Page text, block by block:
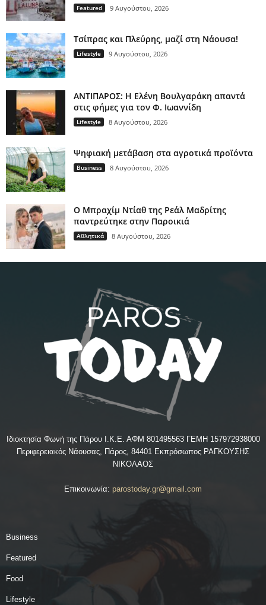
Featured 9 Αυγούστου, 2026
Τσίπρας και Πλεύρης, μαζί στη Νάουσα!
Lifestyle 9 Αυγούστου, 2026
ΑΝΤΙΠΑΡΟΣ: Η Ελένη Βουλγαράκη απαντά
στις φήμες για τον Φ. Ιωαννίδη
Lifestyle 8 Αυγούστου, 2026
Ψηφιακή μετάβαση στα αγροτικά προϊόντα
Business 8 Αυγούστου, 2026
Ο Μπραχίμ Ντίαθ της Ρεάλ Μαδρίτης
παντρεύτηκε στην Παροικιά
Αθλητικά 8 Αυγούστου, 2026
Ιδιοκτησία Φωνή της Πάρου Ι.Κ.Ε. ΑΦΜ 801495563 ΓΕΜΗ 157972938000
Περιφερειακός Νάουσας, Πάρος, 84401 Εκπρόσωπος ΡΑΓΚΟΥΣΗΣ
ΝΙΚΟΛΑΟΣ
Επικοινωνία: parostoday.gr@gmail.com
Business
Featured
Food
Lifestyle